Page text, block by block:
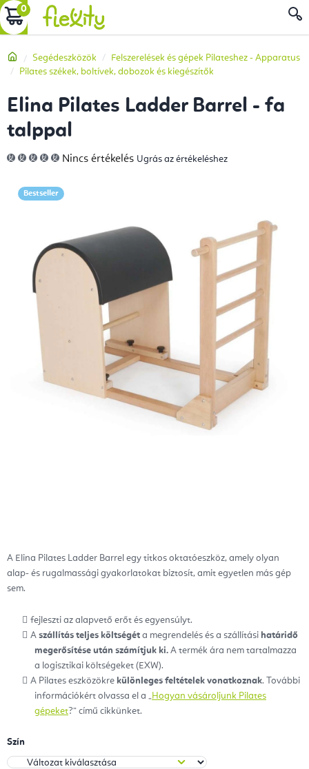
Ugrás
a
tartalomhoz
KOSÁR
Kezdőlap
Segédeszközök
Felszerelések és gépek Pilateshez - Apparatus
Pilates székek, boltívek, dobozok és kiegészítők
A Elina Pilates Ladder Barrel egy titkos oktatóeszköz, amely olyan
alap- és rugalmassági gyakorlatokat biztosít, amit egyetlen más gép
sem.
fejleszti az alapvető erőt és egyensúlyt.
A szállítás teljes költségét a megrendelés és a szállítási határidő
megerősítése után számítjuk ki. A termék ára nem tartalmazza
a logisztikai költségeket (EXW).
A Pilates eszközökre különleges feltételek vonatkoznak. További
információkért olvassa el a „Hogyan vásároljunk Pilates
gépeket?” című cikkünket.
Szín
Elina Pilates Ladder Barrel - fa
talppal
A
termék
5-
ből
Nincs értékelés Ugrás az értékeléshez
Bestseller